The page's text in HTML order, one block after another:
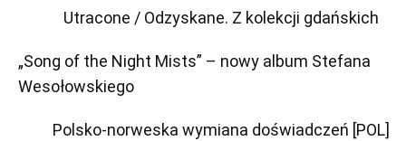
Utracone / Odzyskane. Z kolekcji gdańskich
„Song of the Night Mists” – nowy album Stefana
Wesołowskiego
Polsko-norweska wymiana doświadczeń [POL]